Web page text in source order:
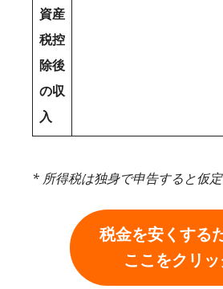
資産
税控
除後
の収
入
* 所得税は独身で申告すると仮
税金を安くする
ここをクリッ